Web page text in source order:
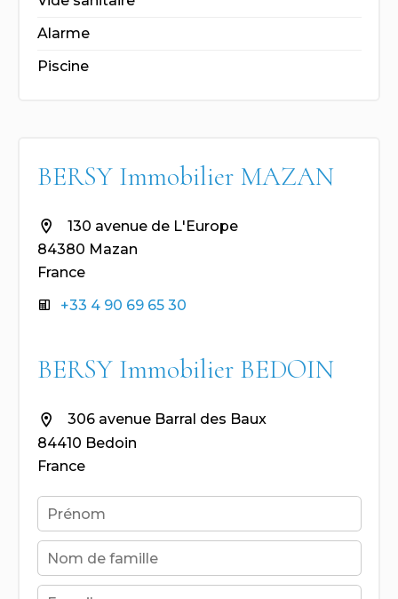
Alarme
Piscine
BERSY Immobilier MAZAN
130 avenue de L'Europe
84380 Mazan
France
+33 4 90 69 65 30
BERSY Immobilier BEDOIN
306 avenue Barral des Baux
84410 Bedoin
France